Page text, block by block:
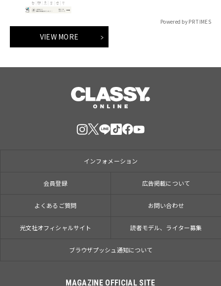
Powered by PR TIMES
VIEW MORE
インフォメーション
会員登録 広告掲載について
よくあるご質問 お問い合わせ
光文社オフィシャルサイト 読者モデル、ライター募集
ブラウザプッシュ通知について
MAGAZINE OFFICIAL SITE